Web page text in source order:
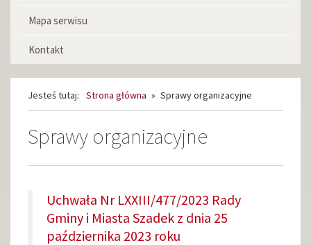
Mapa serwisu
Kontakt
Jesteś tutaj: Strona główna » Sprawy organizacyjne
Sprawy organizacyjne
DOKUMENTY:
Uchwała Nr LXXIII/477/2023 Rady
Gminy i Miasta Szadek z dnia 25
października 2023 roku